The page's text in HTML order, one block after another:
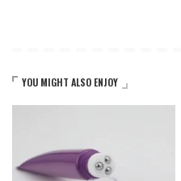
YOU MIGHT ALSO ENJOY